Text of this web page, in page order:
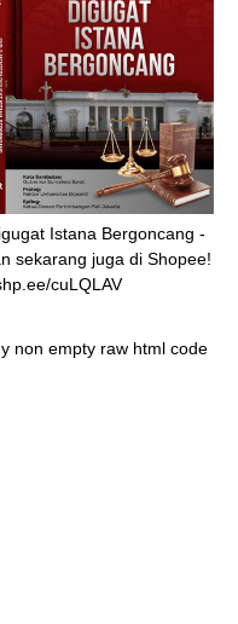
Istana Bergoncang -
sekarang juga di Shopee!
cuLQLAV
non empty raw html code